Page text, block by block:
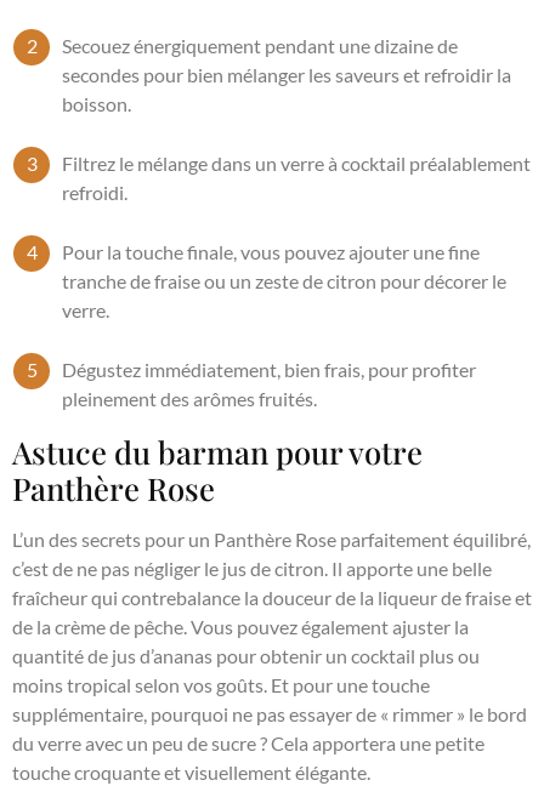
Secouez énergiquement pendant une dizaine de
secondes pour bien mélanger les saveurs et refroidir la
boisson.
Filtrez le mélange dans un verre à cocktail préalablement
refroidi.
Pour la touche finale, vous pouvez ajouter une fine
tranche de fraise ou un zeste de citron pour décorer le
verre.
Dégustez immédiatement, bien frais, pour profiter
pleinement des arômes fruités.
Astuce du barman pour votre
Panthère Rose
L’un des secrets pour un Panthère Rose parfaitement équilibré,
c’est de ne pas négliger le jus de citron. Il apporte une belle
fraîcheur qui contrebalance la douceur de la liqueur de fraise et
de la crème de pêche. Vous pouvez également ajuster la
quantité de jus d’ananas pour obtenir un cocktail plus ou
moins tropical selon vos goûts. Et pour une touche
supplémentaire, pourquoi ne pas essayer de « rimmer » le bord
du verre avec un peu de sucre ? Cela apportera une petite
touche croquante et visuellement élégante.